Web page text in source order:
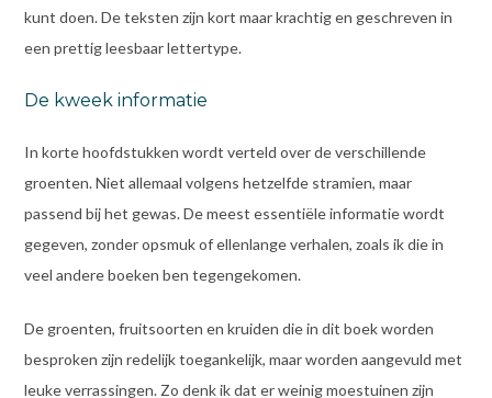
kunt doen. De teksten zijn kort maar krachtig en geschreven in
een prettig leesbaar lettertype.
De kweek informatie
In korte hoofdstukken wordt verteld over de verschillende
groenten. Niet allemaal volgens hetzelfde stramien, maar
passend bij het gewas. De meest essentiële informatie wordt
gegeven, zonder opsmuk of ellenlange verhalen, zoals ik die in
veel andere boeken ben tegengekomen.
De groenten, fruitsoorten en kruiden die in dit boek worden
besproken zijn redelijk toegankelijk, maar worden aangevuld met
leuke verrassingen. Zo denk ik dat er weinig moestuinen zijn